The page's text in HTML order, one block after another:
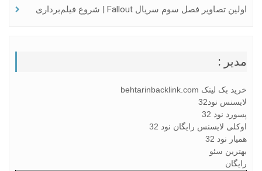
اولین تصاویر فصل سوم سریال Fallout | شروع فیلم‌برداری
مدیر :
خرید بک لینک behtarinbacklink.com
لایسنس نود32
پسورد نود 32
اوکلی لایسنس رایگان نود 32
همیار نود 32
بهترین سئو
رایگان